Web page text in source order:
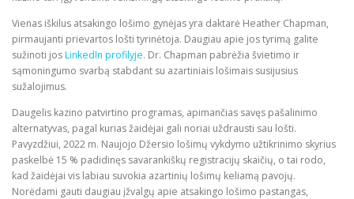
Vienas iškilus atsakingo lošimo gynėjas yra daktarė Heather Chapman,
pirmaujanti prievartos lošti tyrinėtoja. Daugiau apie jos tyrimą galite
sužinoti josLinkedIn profilyje. Dr. Chapman pabrėžia švietimo ir
sąmoningumo svarbą stabdant su azartiniais lošimais susijusius
sužalojimus.
Daugelis kazino patvirtino programas, apimančias savęs pašalinimo
alternatyvas, pagal kurias žaidėjai gali noriai uždrausti sau lošti.
Pavyzdžiui, 2022 m. Naujojo Džersio lošimų vykdymo užtikrinimo skyrius
paskelbė 15 % padidinęs savarankiškų registracijų skaičių, o tai rodo,
kad žaidėjai vis labiau suvokia azartinių lošimų keliamą pavojų.
Norėdami gauti daugiau įžvalgų apie atsakingo lošimo pastangas,